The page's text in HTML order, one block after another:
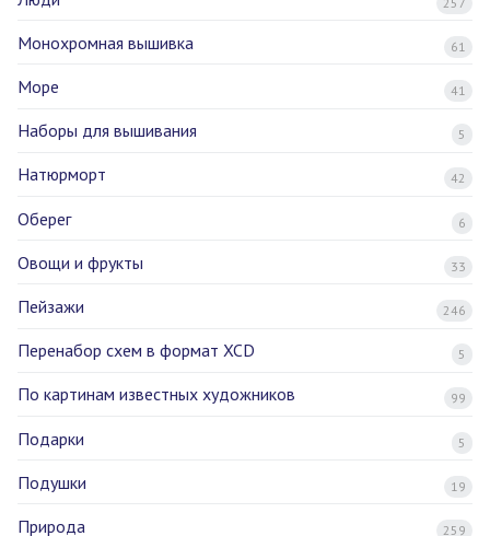
Монохромная вышивка 61
Море 41
Наборы для вышивания 5
Натюрморт 42
Оберег 6
Овощи и фрукты 33
Пейзажи 246
Перенабор схем в формат XCD 5
По картинам известных художников 99
Подарки 5
Подушки 19
Природа 259